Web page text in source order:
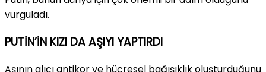
vurguladı.
PUTİN’İN KIZI DA AŞIYI YAPTIRDI
Aşının alıcı antikor ve hücresel bağışıklık oluşturduğunu